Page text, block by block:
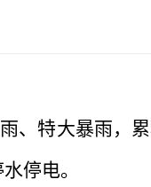
、特大暴雨，
停电。